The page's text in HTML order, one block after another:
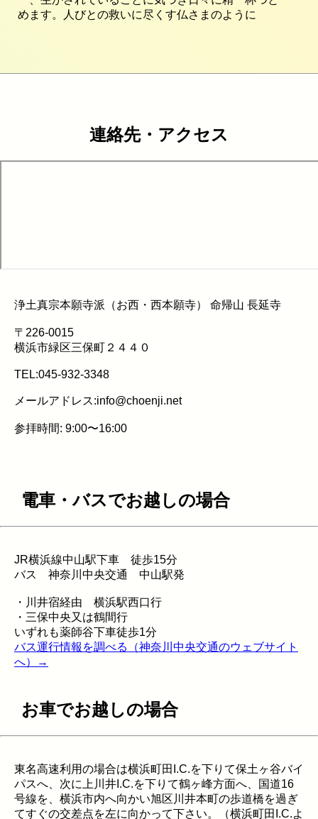
めます。人びとの救いに尽くす仏さまのように
連絡先・アクセス
浄土真宗本願寺派（お西・西本願寺） 命帰山 長延寺
〒226-0015
横浜市緑区三保町２４４０
TEL:045-932-3348
メールアドレス:info@choenji.net
参拝時間: 9:00〜16:00
電車・バスでお越しの場合
JR横浜線中山駅下車 徒歩15分
バス 神奈川中央交通 中山駅発
・川井宿経由 横浜駅西口行
・三保中央又は鶴間行
いずれも薬師谷下車徒歩1分
バス運行情報を調べる（神奈川中央交通のウェブサイト
へ）→
お車でお越しの場合
東名高速利用の場合は横浜町田I.C.を下りて保土ヶ谷バイ
パスへ、次に上川井I.C.を下りて鶴ヶ峰方面へ、国道16
号線を、横浜市内へ向かい旭区川井本町の歩道橋を過ぎ
てすぐの交差点を左に向かって下さい。（横浜町田I.C.よ